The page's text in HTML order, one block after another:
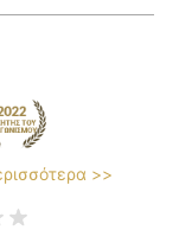
>>